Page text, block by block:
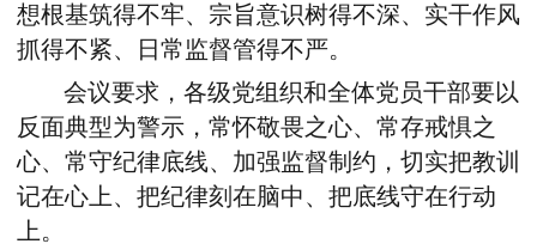
想根基筑得不牢、宗旨意识树得不深、实干作风
抓得不紧、日常监督管得不严。
会议要求，各级党组织和全体党员干部要以
反面典型为警示，常怀敬畏之心、常存戒惧之
心、常守纪律底线、加强监督制约，切实把教训
记在心上、把纪律刻在脑中、把底线守在行动
上。